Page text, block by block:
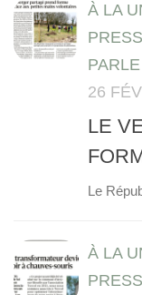
À LA
26
LE
Le
À LA